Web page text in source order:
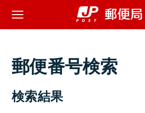
郵便番号検索
検索結果